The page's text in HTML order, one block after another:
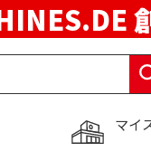
マイ